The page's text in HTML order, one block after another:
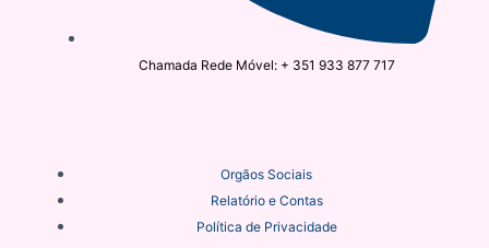
Chamada Rede Móvel: + 351 933 877 717
Orgãos Sociais
Relatório e Contas
Política de Privacidade